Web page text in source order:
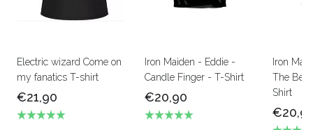
Electric wizard Come on
my fanatics T-shirt
€21,90
Iron Maiden - Eddie -
Candle Finger - T-Shirt
€20,90
Iron
The
Shirt